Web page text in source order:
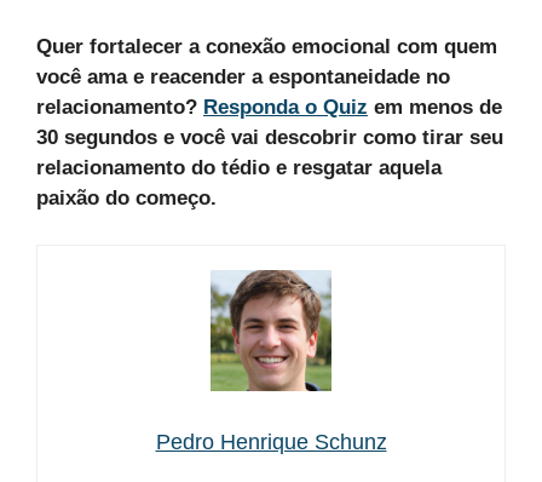
Quer fortalecer a conexão emocional com quem
você ama e reacender a espontaneidade no
relacionamento? Responda o Quiz em menos de
30 segundos e você vai descobrir como tirar seu
relacionamento do tédio e resgatar aquela
paixão do começo.
Pedro Henrique Schunz